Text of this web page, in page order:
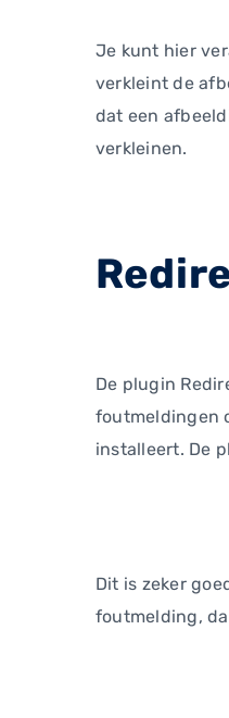
Je kunt hier
verkleint de
dat een
verkleinen.
De plugin
foutmeldingen
installeert. De
Dit is zeker
foutmelding,